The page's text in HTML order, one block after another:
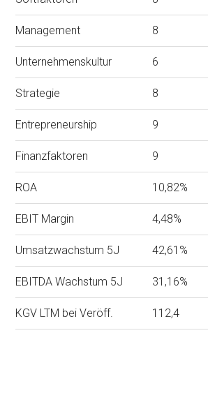
Management 8
Unternehmenskultur 6
Strategie 8
Entrepreneurship 9
Finanzfaktoren 9
ROA 10,82%
EBIT Margin 4,48%
Umsatzwachstum 5J 42,61%
EBITDA Wachstum 5J 31,16%
KGV LTM bei Veröff. 112,4